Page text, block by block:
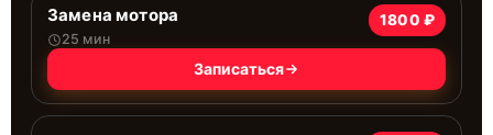
Замена мотора
25 мин
1800 ₽
Записаться